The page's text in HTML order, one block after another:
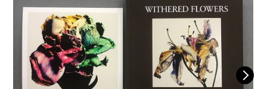
PRIVACY POLICY
INSTAGRAM
GALLERY
PUBLISHING
TWITTER
FACEBOOK